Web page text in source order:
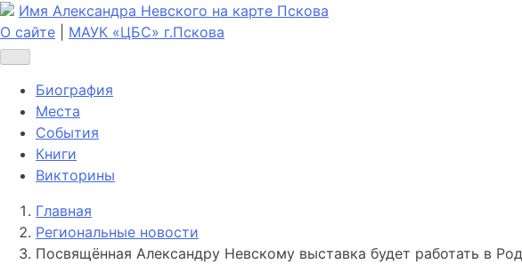
Имя Александра Невского на карте Пскова
О сайте
МАУК «ЦБС» г.Пскова
Биография
Места
События
Книги
Викторины
Главная
Региональные новости
Посвящённая Александру Невскому выставка будет работать в